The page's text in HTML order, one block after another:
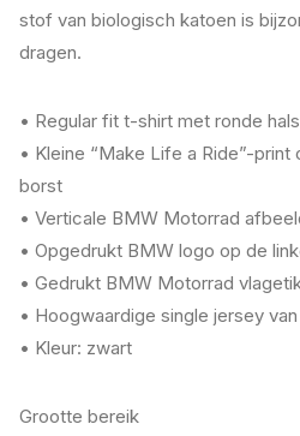
stof van biologisch katoen is
dragen.
• Regular fit t-shirt met ronde hals
• Kleine “Make Life a Ride”-print
borst
• Verticale BMW Motorrad
• Opgedrukt BMW logo op de
• Gedrukt BMW Motorrad
• Hoogwaardige single jersey
• Kleur: zwart
Grootte bereik